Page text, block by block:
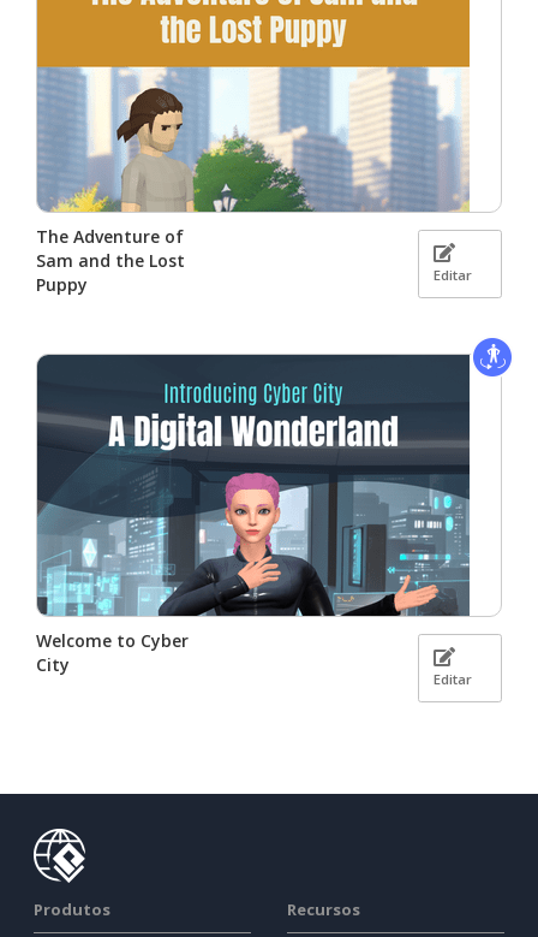
The Adventure of
Sam and the Lost
Puppy
Editar
Welcome to Cyber
City
Editar
Produtos Recursos